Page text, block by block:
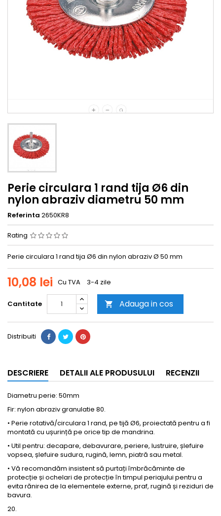
Perie circulara 1 rand tija Ø6 din
nylon abraziv diametru 50 mm
Referinta 2650KR8
Rating
Perie circulara 1 rand tija Ø6 din nylon abraziv Ø 50 mm
10,08 lei Cu TVA 3-4 zile
Cantitate  Adauga in cos
Distribuiti
DESCRIERE DETALII ALE PRODUSULUI RECENZII
Diametru perie: 50mm
Fir: nylon abraziv granulatie 80.
• Perie rotativă/circulara 1 rand, pe tijă Ø6, proiectată pentru a fi
montată cu ușurință pe orice tip de mandrina.
• Util pentru: decapare, debavurare, periere, lustruire, șlefuire
vopsea, șlefuire sudura, rugină, lemn, piatră sau metal.
• Vă recomandăm insistent să purtați îmbrăcăminte de
protecție și ochelari de protecție în timpul periajului pentru a
evita rănirea de la elementele externe, praf, rugină și reziduri de
bavura.
20.